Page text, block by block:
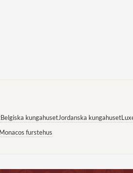
Belgiska kungahusetJordanska kungahuset
Monacos furstehus